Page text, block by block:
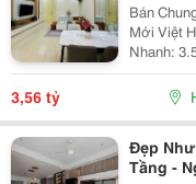
Bán
Mới Việt
Nhanh:
Nằm Ở Vị
- 300M
3,56 tỷ
Đẹp
Tầng -